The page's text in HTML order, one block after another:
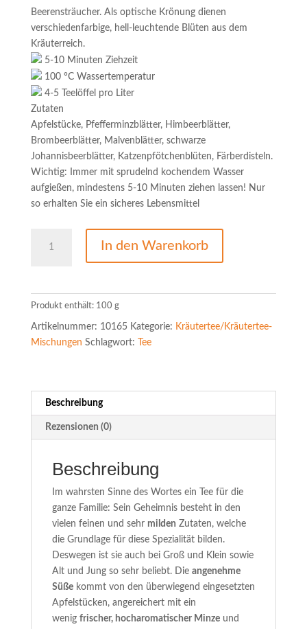
Beerensträucher. Als optische Krönung dienen
verschiedenfarbige, hell-leuchtende Blüten aus dem
Kräuterreich.
5-10 Minuten Ziehzeit
100 °C Wassertemperatur
4-5 Teelöffel pro Liter
Zutaten
Apfelstücke, Pfefferminzblätter, Himbeerblätter,
Brombeerblätter, Malvenblätter, schwarze
Johannisbeerblätter, Katzenpfötchenblüten, Färberdisteln.
Wichtig: Immer mit sprudelnd kochendem Wasser
aufgießen, mindestens 5-10 Minuten ziehen lassen! Nur
so erhalten Sie ein sicheres Lebensmittel
Familientee
Menge
In den Warenkorb
Produkt enthält: 100 g
Artikelnummer: 10165 Kategorie: Kräutertee/Kräutertee-
Mischungen Schlagwort: Tee
Beschreibung
Rezensionen (0)
Beschreibung
Im wahrsten Sinne des Wortes ein Tee für die
ganze Familie: Sein Geheimnis besteht in den
vielen feinen und sehr milden Zutaten, welche
die Grundlage für diese Spezialität bilden.
Deswegen ist sie auch bei Groß und Klein sowie
Alt und Jung so sehr beliebt. Die angenehme
Süßekommt von den überwiegend eingesetzten
Apfelstücken, angereichert mit ein
wenig frischer, hocharomatischer Minzeund